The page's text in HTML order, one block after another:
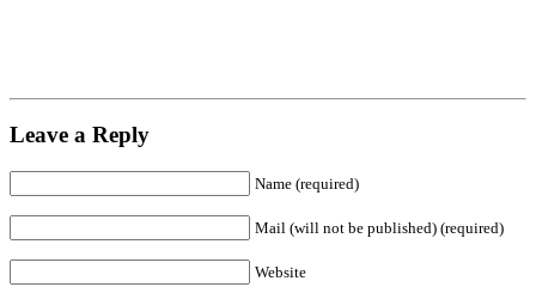
Leave a Reply
Name (required)
Mail (will not be published) (required)
Website